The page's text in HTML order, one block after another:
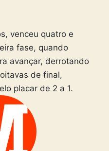
venceu quatro e
fase, quando
avançar, derrotando
de final,
placar de 2 a 1.